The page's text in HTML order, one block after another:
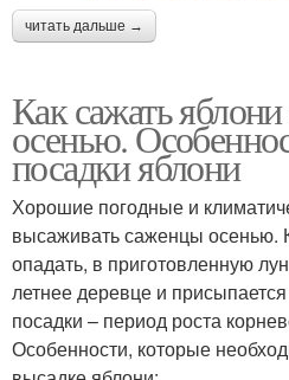
читать дальше →
Как сажать
осенью.
посадки яблони
Хорошие погодные и
высаживать саженцы осенью.
опадать, в приготовленную
летнее деревце и
посадки – период роста
Особенности, которые